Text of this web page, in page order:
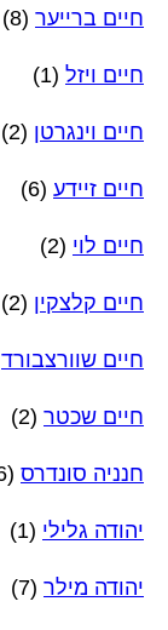
חיים ברייער (8)
חיים ויזל (1)
חיים וינגרטן (2)
חיים זיידע (6)
חיים לוי (2)
חיים קלצקין (2)
חיים שוורצבורד
חיים שכטר (2)
חנניה סונדרס (6)
יהודה גלילי (1)
יהודה מילר (7)